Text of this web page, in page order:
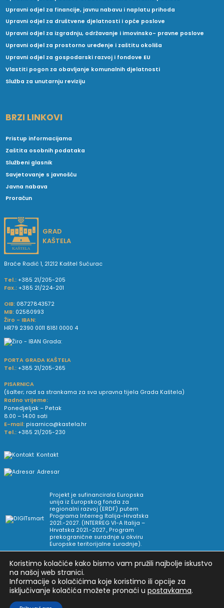
Upravni odjel za financije, javnu nabavu i naplatu prihoda
Upravni odjel za društvene djelatnosti i opće poslove
Upravni odjel za izgradnju, održavanje i imovinsko- pravne poslove
Upravni odjel za prostorno uređenje i zaštitu okoliša
Upravni odjel za gospodarski razvoj i fondove EU
Vlastiti pogon za obavljanje komunalnih djelatnosti
Služba za unutarnju reviziju
BRZI LINKOVI
Pristup informacijama
Zaštita osobnih podataka
Službeni glasnik
Savjetovanje s javnošću
Javna nabava
Proračun
GRAD
KAŠTELA
Braće Radić 1, 21212 Kaštel Sućurac
Tel.: +385 21/205-205
Fax.: +385 21/224-201
OIB: 08727843572
MB: 02580993
Žiro - IBAN:
HR79 2390 0011 8181 0000 4
PORTA GRADA KAŠTELA
Tel.: +385 21/205-265
PISARNICA
(šalter; rad sa strankama za sva upravna tijela Grada Kaštela)
Radno vrijeme:
Ponedjeljak – Petak
8.00 – 14.00 sati
E-mail: pisarnica@kastela.hr
Tel.: +385 21/205-230
Kontakt
Adresar
Projekt je sufinancirala Europska
unija iz Europskog fonda za
regionalni razvoj (ERDF) putem
Programa Interreg Italija-Hrvatska
2021.-2027. (INTERREG VI-A Italija –
Hrvatska 2021.-2027., Program
prekogranične suradnje u okviru
Europske teritorijalne suradnje).
Arhiva novosti
Pravne informacije i pravila privatnosti Postavke privatnosti
Koristimo kolačiće kako bismo vam pružili najbolje iskustvo
na našoj web stranici.
Informacije o kolačićima koje koristimo ili opcije za
isključivanje kolačića možete pronaći u postavkama.